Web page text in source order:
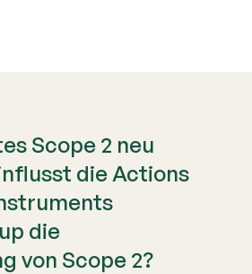
Scope 2 neu
die Actions
die
von Scope 2?